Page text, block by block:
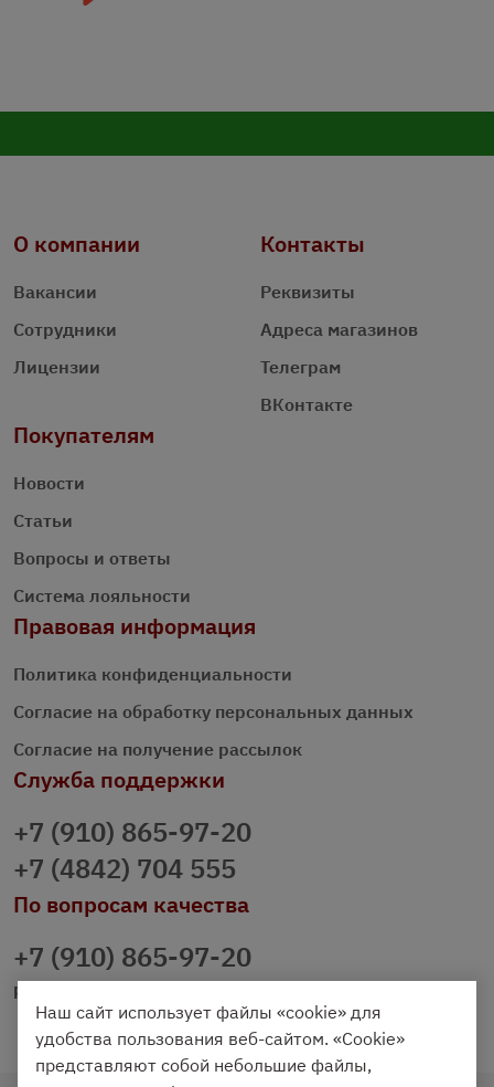
О компании
Вакансии
Сотрудники
Лицензии
Контакты
Реквизиты
Адреса магазинов
Телеграм
ВКонтакте
Покупателям
Новости
Статьи
Вопросы и ответы
Система лояльности
Правовая информация
Политика конфиденциальности
Согласие на обработку персональных данных
Согласие на получение рассылок
Служба поддержки
+7 (910) 865-97-20
+7 (4842) 704 555
По вопросам качества
+7 (910) 865-97-20
prazdnichniy40@palmi.ru
Наш сайт использует файлы «cookie» для
удобства пользования веб-сайтом. «Cookie»
представляют собой небольшие файлы,